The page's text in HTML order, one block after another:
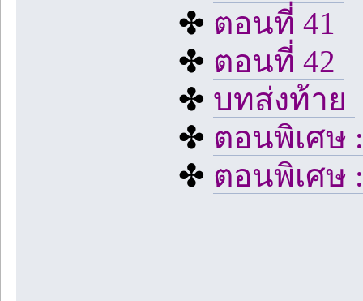
✤ ตอนที่ 41
✤ ตอนที่ 42
✤ บทส่งท้าย
✤ ตอนพิเศษ
✤ ตอนพิเศษ